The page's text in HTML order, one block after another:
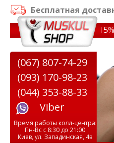
Бесплатная
на тренажеры до 15%
(067) 807-74-29
(093) 170-98-23
(044) 353-88-33
Viber
Время работы колл-центра:
Пн-Вс с 8:30 до 21:00
Киев, ул. Западинская, 4в